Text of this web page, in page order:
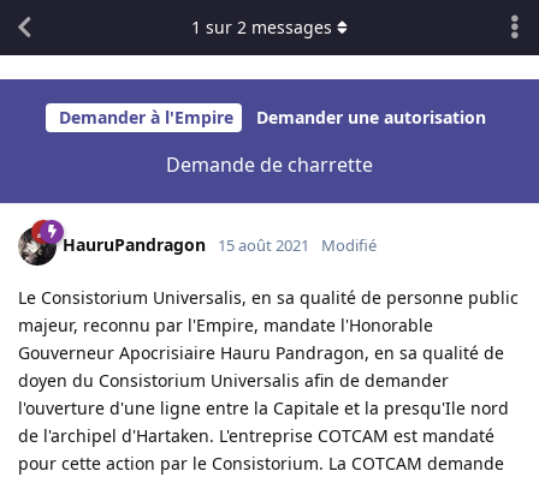
Demander à l'Empire Demander une autorisation
Demande de charrette
1 sur 2 messages
HauruPandragon 15 août 2021 Modifié
Le Consistorium Universalis, en sa qualité de personne public
majeur, reconnu par l'Empire, mandate l'Honorable
Gouverneur Apocrisiaire Hauru Pandragon, en sa qualité de
doyen du Consistorium Universalis afin de demander
l'ouverture d'une ligne entre la Capitale et la presqu'Ile nord
de l'archipel d'Hartaken. L'entreprise COTCAM est mandaté
pour cette action par le Consistorium. La COTCAM demande